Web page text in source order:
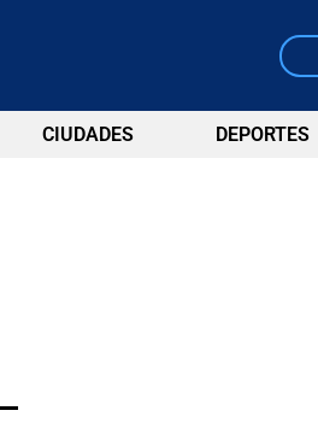
CIUDADES DEPORTES